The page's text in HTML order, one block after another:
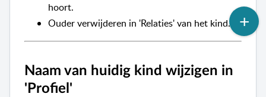
hoort.
Ouder verwijderen in 'Relaties' van het kind.
Naam van huidig kind wijzigen in
'Profiel'